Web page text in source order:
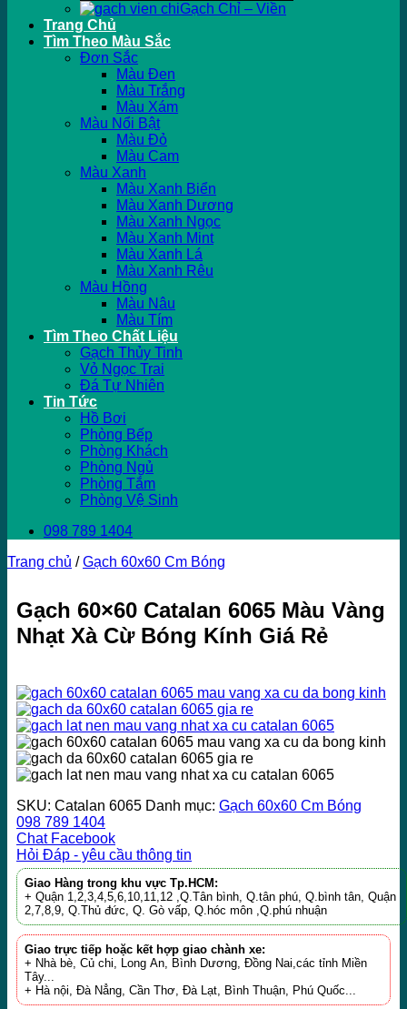
Gạch Chỉ – Viền
Trang Chủ
Tìm Theo Màu Sắc
Đơn Sắc
Màu Đen
Màu Trắng
Màu Xám
Màu Nổi Bật
Màu Đỏ
Màu Cam
Màu Xanh
Màu Xanh Biển
Màu Xanh Dương
Màu Xanh Ngọc
Màu Xanh Mint
Màu Xanh Lá
Màu Xanh Rêu
Màu Hồng
Màu Nâu
Màu Tím
Tìm Theo Chất Liệu
Gạch Thủy Tinh
Vỏ Ngọc Trai
Đá Tự Nhiên
Tin Tức
Hồ Bơi
Phòng Bếp
Phòng Khách
Phòng Ngủ
Phòng Tắm
Phòng Vệ Sinh
098 789 1404
Trang chủ / Gạch 60x60 Cm Bóng
Gạch 60×60 Catalan 6065 Màu Vàng
Nhạt Xà Cừ Bóng Kính Giá Rẻ
SKU: Catalan 6065 Danh mục: Gạch 60x60 Cm Bóng
098 789 1404
Chat Facebook
Hỏi Đáp - yêu cầu thông tin
Giao Hàng trong khu vực Tp.HCM:
+ Quận 1,2,3,4,5,6,10,11,12 ,Q.Tân bình, Q.tân phú, Q.bình tân, Quận
2,7,8,9, Q.Thủ đức, Q. Gò vấp, Q.hóc môn ,Q.phú nhuận
Giao trực tiếp hoặc kết hợp giao chành xe:
+ Nhà bè, Củ chi, Long An, Bình Dương, Đồng Nai,các tỉnh Miền
Tây...
+ Hà nội, Đà Nẳng, Cần Thơ, Đà Lạt, Bình Thuận, Phú Quốc...